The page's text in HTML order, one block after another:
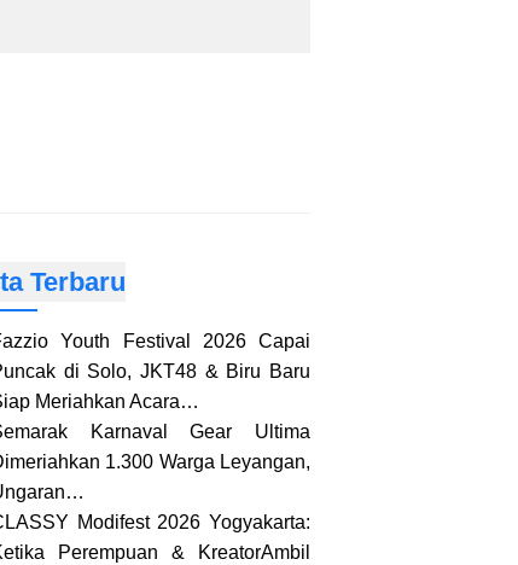
Terbaru
Youth Festival 2026 Capai
di Solo, JKT48 & Biru Baru
Meriahkan Acara…
Karnaval Gear Ultima
1.300 Warga Leyangan,
Modifest 2026 Yogyakarta:
Perempuan & KreatorAmbil